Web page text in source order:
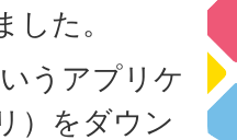
した。
うアプリケ
）をダウン